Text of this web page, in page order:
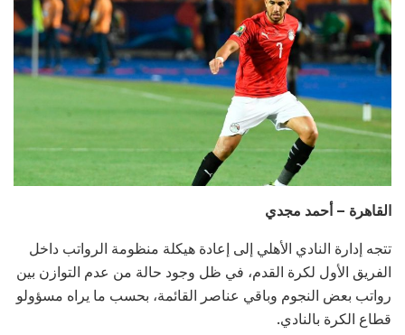
القاهرة – أحمد مجدي
تتجه إدارة النادي الأهلي إلى إعادة هيكلة منظومة الرواتب داخل
الفريق الأول لكرة القدم، في ظل وجود حالة من عدم التوازن بين
رواتب بعض النجوم وباقي عناصر القائمة، بحسب ما يراه مسؤولو
قطاع الكرة بالنادي.